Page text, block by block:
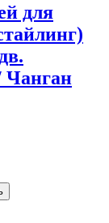
для
Чанган